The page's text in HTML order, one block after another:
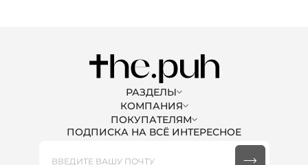
РАЗДЕЛЫ
ЖЕНЩИНАМ
МУЖЧИНАМ PREMIUM
ЖЕНЩИНАМ PREMIUM
КОМПАНИЯ
О НАС
КАРЬЕРА В THE.PUH
СЕРТИФИКАТЫ
ПОКУПАТЕЛЯМ
ДОСТАВКА
ОБМЕН И ВОЗВРАТ
ПОДПИСКА НА ВСЁ ИНТЕРЕСНОЕ